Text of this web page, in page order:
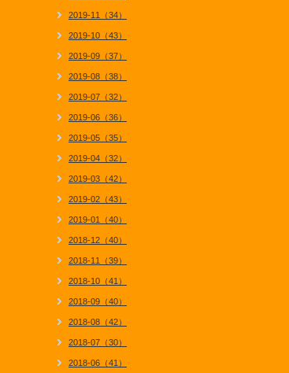
2019-11（34）
2019-10（43）
2019-09（37）
2019-08（38）
2019-07（32）
2019-06（36）
2019-05（35）
2019-04（32）
2019-03（42）
2019-02（43）
2019-01（40）
2018-12（40）
2018-11（39）
2018-10（41）
2018-09（40）
2018-08（42）
2018-07（30）
2018-06（41）